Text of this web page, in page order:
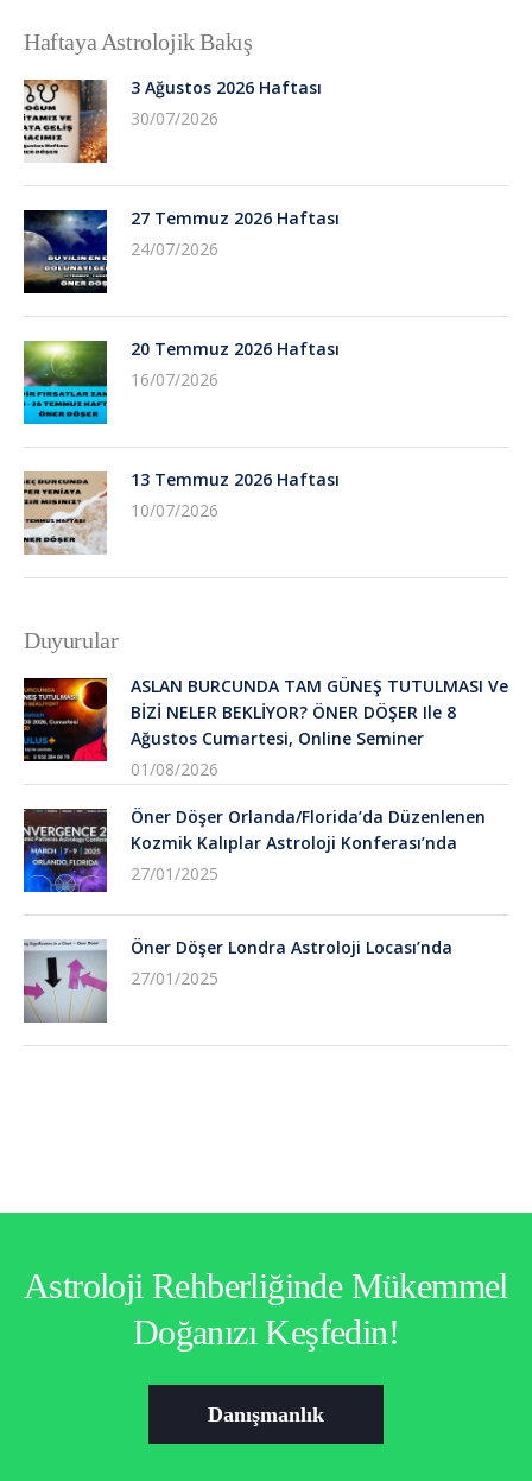
Haftaya Astrolojik Bakış
3 Ağustos 2026 Haftası
30/07/2026
27 Temmuz 2026 Haftası
24/07/2026
20 Temmuz 2026 Haftası
16/07/2026
13 Temmuz 2026 Haftası
10/07/2026
Duyurular
ASLAN BURCUNDA TAM GÜNEŞ TUTULMASI Ve
BİZİ NELER BEKLİYOR? ÖNER DÖŞER Ile 8
Ağustos Cumartesi, Online Seminer
01/08/2026
Öner Döşer Orlanda/Florida’da Düzenlenen
Kozmik Kalıplar Astroloji Konferası’nda
27/01/2025
Öner Döşer Londra Astroloji Locası’nda
27/01/2025
Astroloji Rehberliğinde Mükemmel
Doğanızı Keşfedin!
Danışmanlık